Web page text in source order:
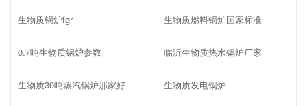
生物质锅炉fgr
0.7吨生物质锅炉参数
生物质30吨蒸汽锅炉那家好
生物质燃料锅炉国家标准
临沂生物质热水锅炉厂家
生物质发电锅炉